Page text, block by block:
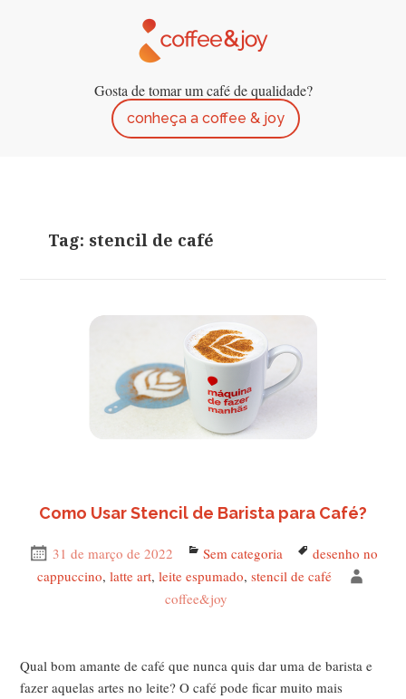
Gosta de tomar um café de qualidade?
conheça a coffee & joy
Tag: stencil de café
Como Usar Stencil de Barista para Café?
Publicado
em
31 de março de 2022 Categorias
Sem categoria Tags
desenho no
cappuccino, latte art, leite espumado, stencil de café
coffee&joy
Qual bom amante de café que nunca quis dar uma de barista e
fazer aquelas artes no leite? O café pode ficar muito mais